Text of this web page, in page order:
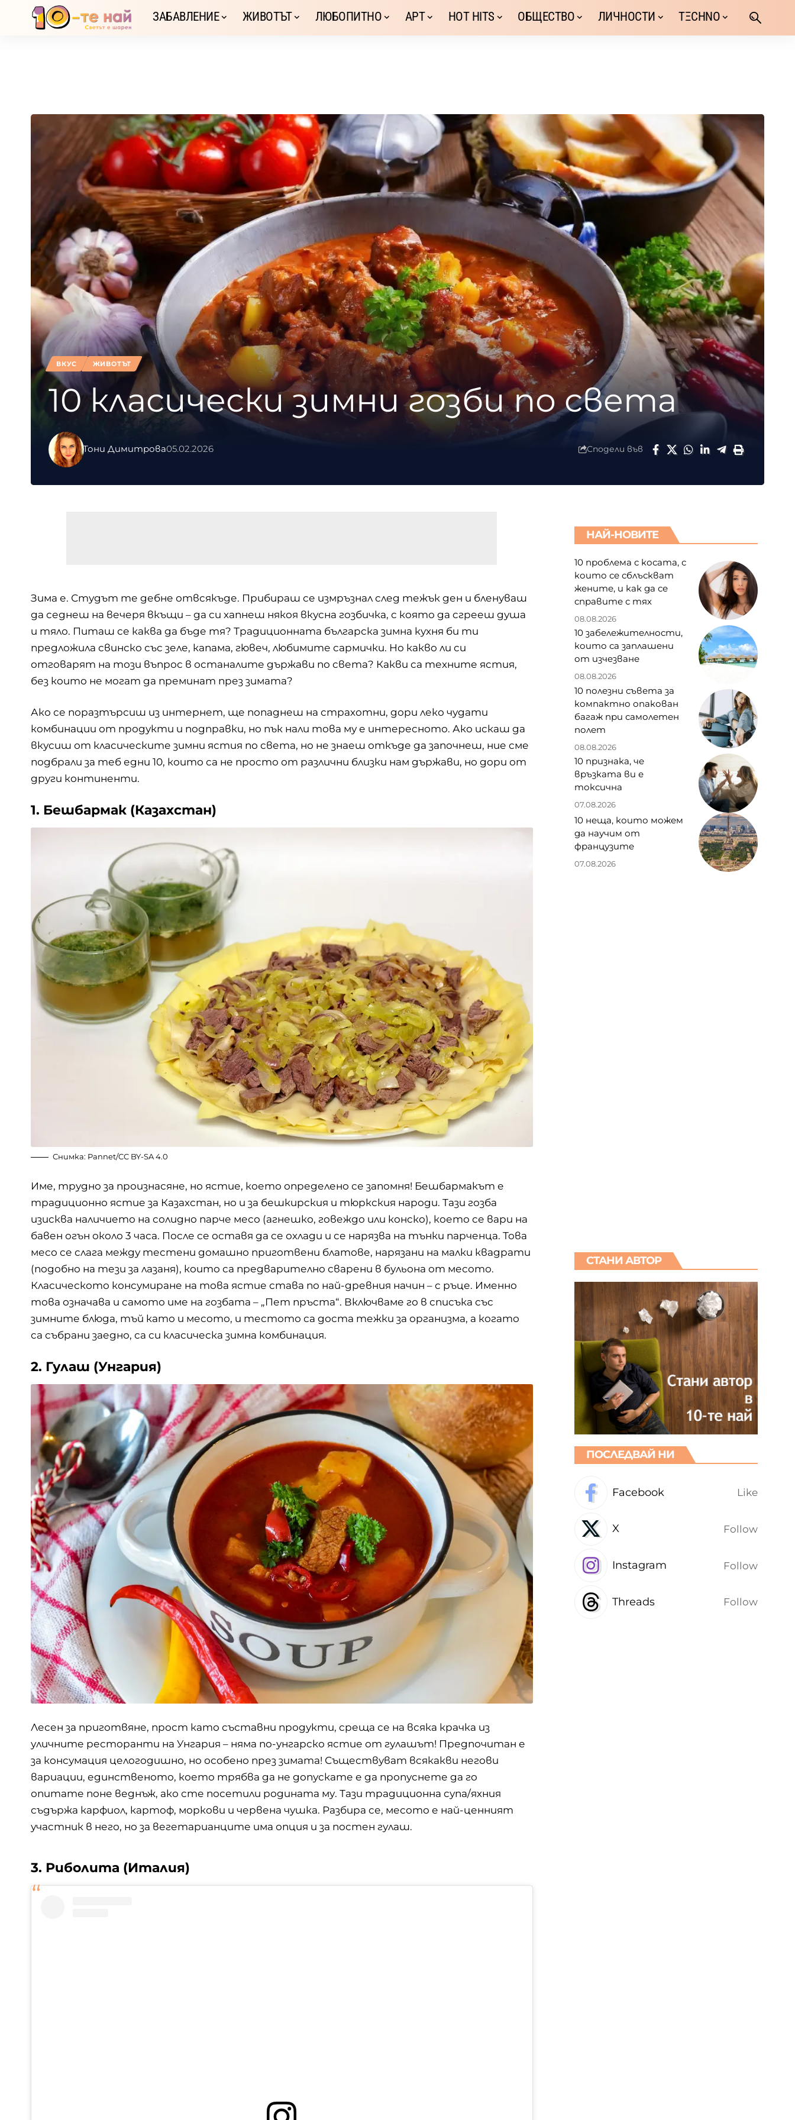
ЗАБАВЛЕНИЕ ЖИВОТЪТ ЛЮБОПИТНО АРТ HOT HITS ОБЩЕСТВО ЛИЧНОСТИ TΞCHNO
ВКУС ЖИВОТЪТ
10 класически зимни гозби по света
Тони Димитрова05.02.2026 Сподели във
Зима е. Студът те дебне отвсякъде. Прибираш се измръзнал след тежък ден и бленуваш
да седнеш на вечеря вкъщи – да си хапнеш някоя вкусна гозбичка, с която да сгрееш душа
и тяло. Питаш се каква да бъде тя? Традиционната българска зимна кухня би ти
предложила свинско със зеле, капама, гювеч, любимите сармички. Но какво ли си
отговарят на този въпрос в останалите държави по света? Какви са техните ястия,
без които не могат да преминат през зимата?
Ако се поразтърсиш из интернет, ще попаднеш на страхотни, дори леко чудати
комбинации от продукти и подправки, но пък нали това му е интересното. Ако искаш да
вкусиш от класическите зимни ястия по света, но не знаеш откъде да започнеш, ние сме
подбрали за теб едни 10, които са не просто от различни близки нам държави, но дори от
други континенти.
1. Бешбармак (Казахстан)
Снимка: Pannet/CC BY-SA 4.0
Име, трудно за произнасяне, но ястие, което определено се запомня! Бешбармакът е
традиционно ястие за Казахстан, но и за бешкирския и тюркския народи. Тази гозба
изисква наличието на солидно парче месо (агнешко, говеждо или конско), което се вари на
бавен огън около 3 часа. После се оставя да се охлади и се нарязва на тънки парченца. Това
месо се слага между тестени домашно приготвени блатове, нарязани на малки квадрати
(подобно на тези за лазаня), които са предварително сварени в бульона от месото.
Класическото консумиране на това ястие става по най-древния начин – с ръце. Именно
това означава и самото име на гозбата – „Пет пръста“. Включваме го в списъка със
зимните блюда, тъй като и месото, и тестото са доста тежки за организма, а когато
са събрани заедно, са си класическа зимна комбинация.
2. Гулаш (Унгария)
Лесен за приготвяне, прост като съставни продукти, среща се на всяка крачка из
уличните ресторанти на Унгария – няма по-унгарско ястие от гулашът! Предпочитан е
за консумация целогодишно, но особено през зимата! Съществуват всякакви негови
вариации, единственото, което трябва да не допускате е да пропуснете да го
опитате поне веднъж, ако сте посетили родината му. Тази традиционна супа/яхния
съдържа карфиол, картоф, моркови и червена чушка. Разбира се, месото е най-ценният
участник в него, но за вегетарианците има опция и за постен гулаш.
3. Риболита (Италия)
НАЙ-НОВИТЕ
10 проблема с косата, с
които се сблъскват
жените, и как да се
справите с тях
08.08.2026
10 забележителности,
които са заплашени
от изчезване
08.08.2026
10 полезни съвета за
компактно опакован
багаж при самолетен
полет
08.08.2026
10 признака, че
връзката ви е
токсична
07.08.2026
10 неща, които можем
да научим от
французите
07.08.2026
СТАНИ АВТОР
ПОСЛЕДВАЙ НИ
Facebook Like
X Follow
Instagram Follow
Threads Follow